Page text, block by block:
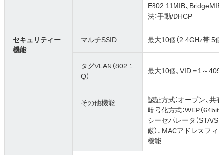
E802.11MIB、
法：手動/DHCP
セキュリティー
機能
マルチSSID 最大10個（2.4GHz帯 5
タグVLAN（802.1
Q）
最大10個、VID＝1～
その他機能
認証方式：オープン、
暗号化方式：WEP（
シーセパレータ（STA/
蔽）、MACアドレスフ
機能